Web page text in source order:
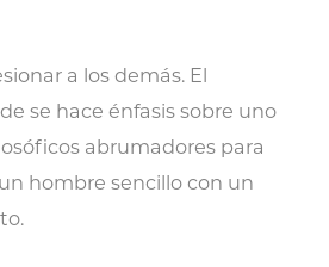
a los demás. El
se hace énfasis sobre uno
abrumadores para
hombre sencillo con un